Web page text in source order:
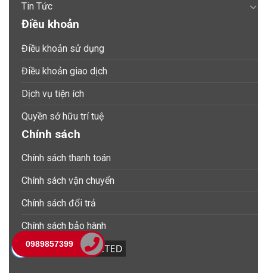
Tin Tức
Điều khoản
Điều khoản sử dụng
Điều khoản giao dịch
Dịch vụ tiện ích
Quyền sở hữu trí tuệ
Chính sách
Chính sách thanh toán
Chính sách vận chuyển
Chính sách đổi trả
Chính sách bảo hành
0989857399